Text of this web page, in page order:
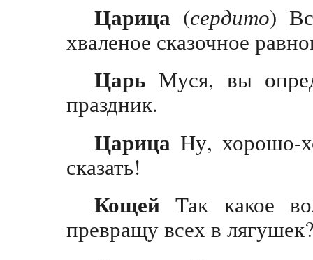
Царица (сердито)
хваленое сказочное
Царь Муся, вы
праздник.
Царица Ну, хорошо-
сказать!
Кощей Так какое
превращу всех в